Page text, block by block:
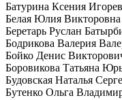
Батурина Ксения
Белая Юлия Викторовна
Беретарь Руслан
Бодрикова Валерия
Бойко Денис
Боровикова Татьяна
Будовская Наталья
Бутенко Ольга